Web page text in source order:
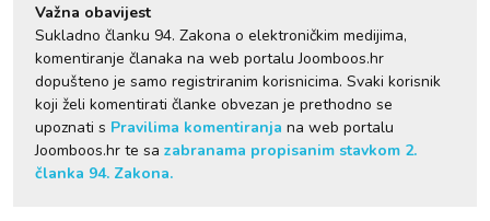
Važna obavijest
Sukladno članku 94. Zakona o elektroničkim medijima,
komentiranje članaka na web portalu Joomboos.hr
dopušteno je samo registriranim korisnicima. Svaki korisnik
koji želi komentirati članke obvezan je prethodno se
upoznati s Pravilima komentiranja na web portalu
Joomboos.hr te sa zabranama propisanim stavkom 2.
članka 94. Zakona.